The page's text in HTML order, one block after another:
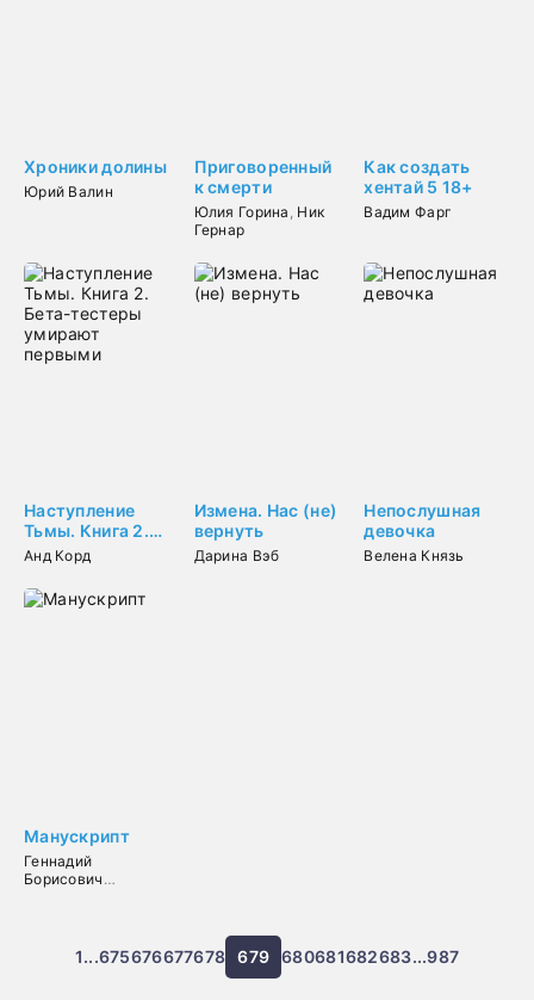
Хроники долины
Юрий Валин
Приговоренный
к смерти
Юлия Горина Ник
Гернар
Как создать
хентай 5 18+
Вадим Фарг
Наступление
Тьмы. Книга 2.
Бета-тестеры
умирают
первыми
Анд Корд
Измена. Нас (не)
вернуть
Дарина Вэб
Непослушная
девочка
Велена Князь
Манускрипт
Геннадий
Борисович
1...675676677678 679 680681682683...987